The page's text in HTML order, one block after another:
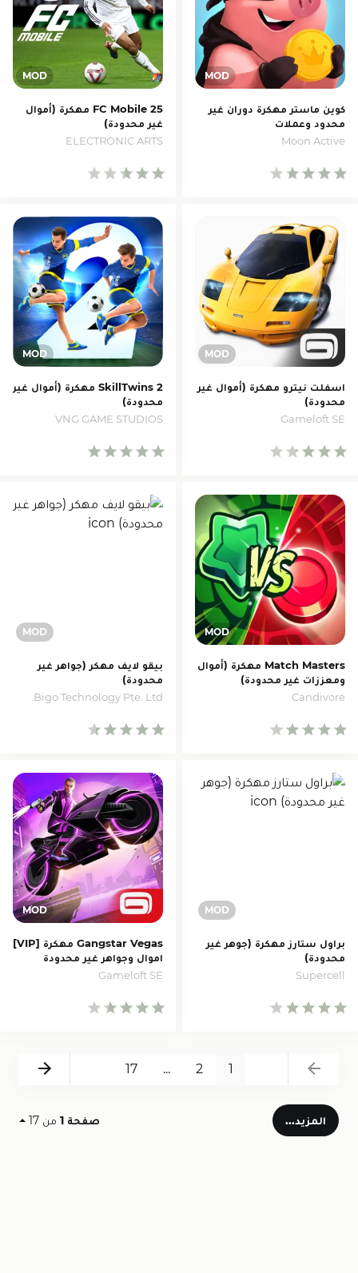
كوين ماستر مهكرة دوران غير
محدود وعملات
Moon Active
FC Mobile 25 مهكرة (أموال
غير محدودة)
ELECTRONIC ARTS
اسفلت نيترو مهكرة (أموال غير
محدودة)
Gameloft SE
SkillTwins 2 مهكرة (أموال غير
محدودة)
VNG GAME STUDIOS
Match Masters مهكرة (أموال
ومعززات غير محدودة)
Candivore
بيقو لايف مهكر (جواهر غير
محدودة)
Bigo Technology Pte. Ltd.
براول ستارز مهكرة (جوهر غير
محدودة)
Supercell
Gangstar Vegas مهكرة [VIP]
اموال وجواهر غير محدودة
Gameloft SE
1
2
...
17
المزيد... صفحة 1 من 17